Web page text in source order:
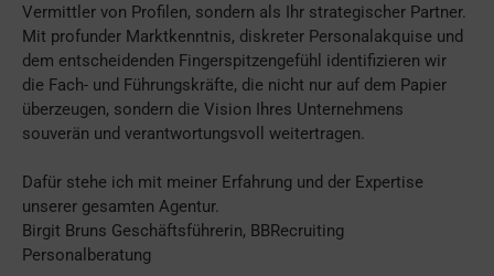
Vermittler von Profilen, sondern als Ihr strategischer Partner.
Mit profunder Marktkenntnis, diskreter Personalakquise und
dem entscheidenden Fingerspitzengefühl identifizieren wir
die Fach- und Führungskräfte, die nicht nur auf dem Papier
überzeugen, sondern die Vision Ihres Unternehmens
souverän und verantwortungsvoll weitertragen.
Dafür stehe ich mit meiner Erfahrung und der Expertise
unserer gesamten Agentur.
Birgit Bruns Geschäftsführerin, BBRecruiting
Personalberatung